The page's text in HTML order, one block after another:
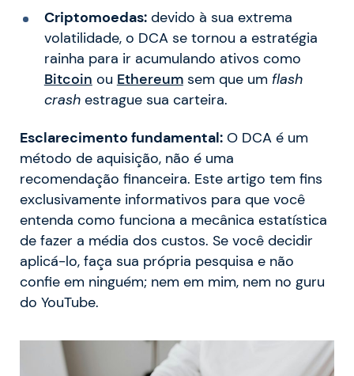
Criptomoedas:devido à sua extrema
volatilidade, o DCA se tornou a estratégia
rainha para ir acumulando ativos como
Bitcoin ou Ethereumsem que um flash
crashestrague sua carteira.
Esclarecimento fundamental: O DCA é um
método de aquisição, não é uma
recomendação financeira. Este artigo tem fins
exclusivamente informativos para que você
entenda como funciona a mecânica estatística
de fazer a média dos custos. Se você decidir
aplicá-lo, faça sua própria pesquisa e não
confie em ninguém; nem em mim, nem no guru
do YouTube.